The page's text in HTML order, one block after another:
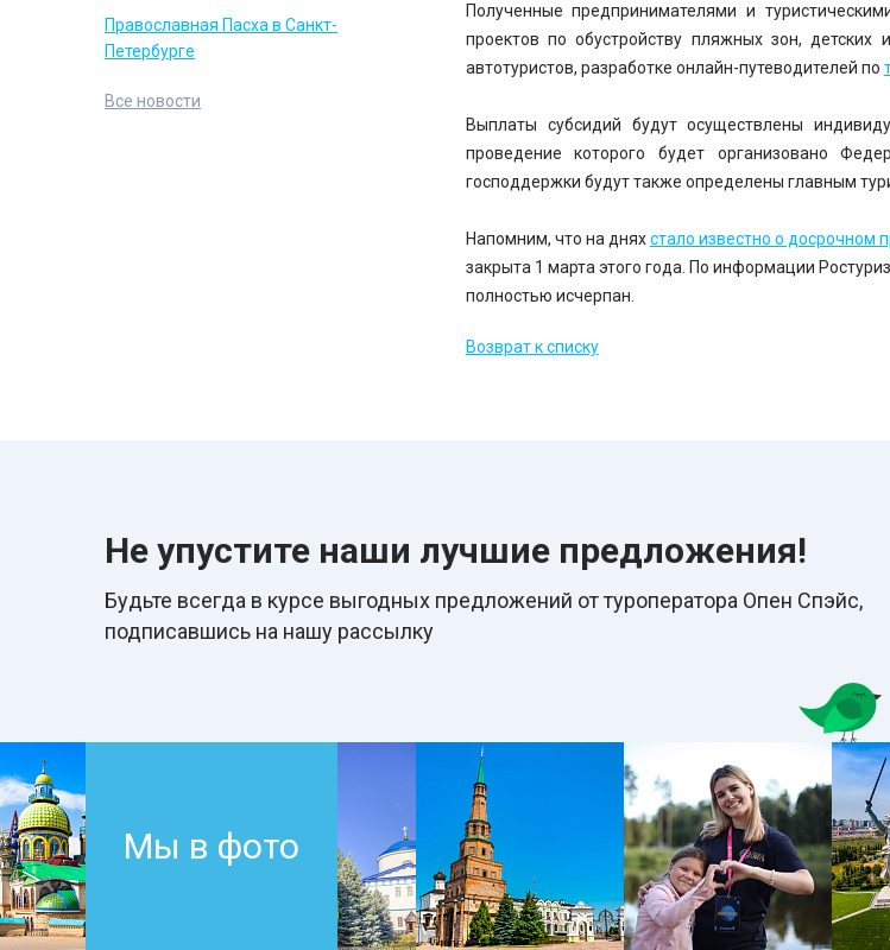
Православная Пасха в Санкт-
Петербурге
Все новости
Полученные предпринимателями и
проектов по обустройству пляжных зон,
автотуристов, разработке онлайн-путеводителей по
Выплаты субсидий будут осуществлены
проведение которого будет организовано
господдержки будут также определены главным
Напомним, что на дняхстало известно о досрочном
закрыта 1 марта этого года. По информации
полностью исчерпан.
Возврат к списку
Не упустите наши лучшие предложения!
Будьте всегда в курcе выгодных предложений от туроператора Опен Спэйс,
подписавшись на нашу рассылку
Мы в фото